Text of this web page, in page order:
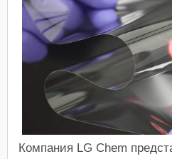
Компания LG Chem